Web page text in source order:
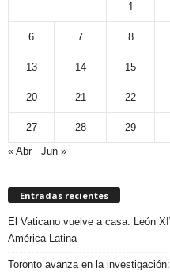
1
6 7 8
13 14 15
20 21 22
27 28 29
« Abr
Jun »
Entradas recientes
El Vaticano vuelve a casa: León
América Latina
Toronto avanza en la